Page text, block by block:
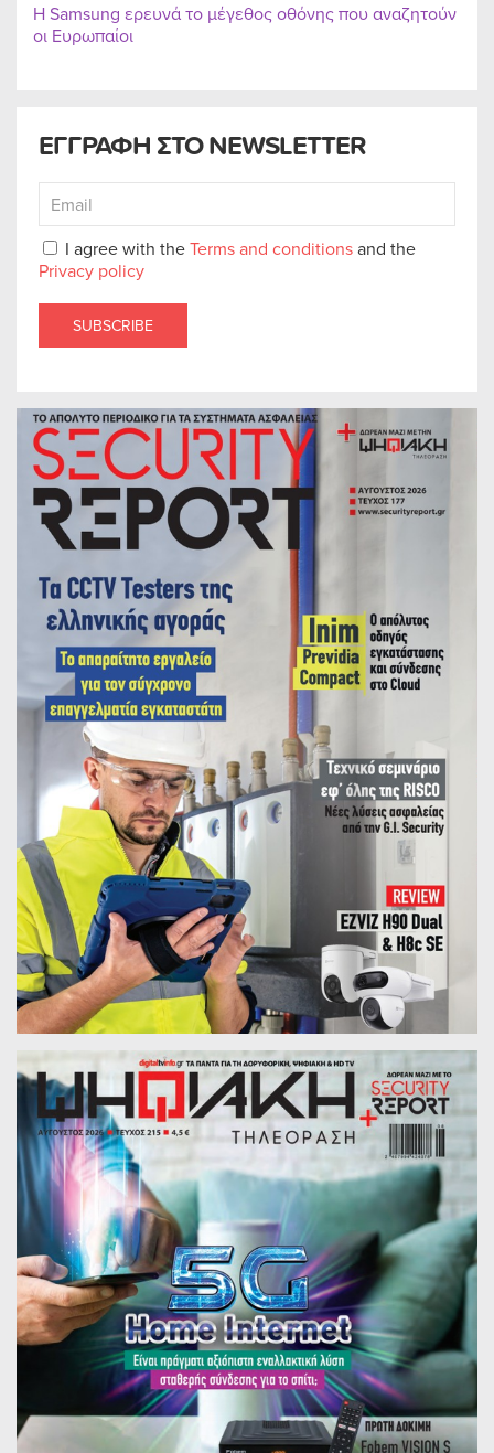
ΕΓΓΡΑΦΗ ΣΤΟ NEWSLETTER
I agree with theTerms and conditionsand the
Privacy policy
SUBSCRIBE
Η Samsung ερευνά το μέγεθος οθόνης που αναζητούν
οι Ευρωπαίοι